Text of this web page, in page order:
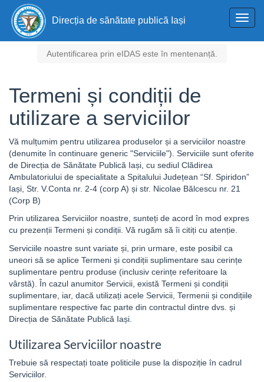
Direcția de sănătate publică Iași
Autentificarea prin eIDAS este în mentenanță.
Termeni și condiții de
utilizare a serviciilor
Vă mulțumim pentru utilizarea produselor și a serviciilor noastre
(denumite în continuare generic "Serviciile"). Serviciile sunt oferite
de Direcția de Sănătate Publică Iași, cu sediul Clădirea
Ambulatoriului de specialitate a Spitalului Județean “Sf. Spiridon”
Iași, Str. V.Conta nr. 2-4 (corp A) și str. Nicolae Bălcescu nr. 21
(Corp B)
Prin utilizarea Serviciilor noastre, sunteți de acord în mod expres
cu prezenții Termeni și condiții. Vă rugăm să îi citiți cu atenție.
Serviciile noastre sunt variate și, prin urmare, este posibil ca
uneori să se aplice Termeni și condiții suplimentare sau cerințe
suplimentare pentru produse (inclusiv cerințe referitoare la
vârstă). În cazul anumitor Servicii, există Termeni și condiții
suplimentare, iar, dacă utilizați acele Servicii, Termenii și condițiile
suplimentare respective fac parte din contractul dintre dvs. și
Direcția de Sănătate Publică Iași.
Utilizarea Serviciilor noastre
Trebuie să respectați toate politicile puse la dispoziție în cadrul
Serviciilor.